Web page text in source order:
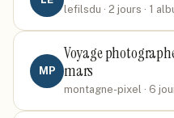
lefilsdu · 2 jours · 1
MP
Voyage
mars
montagne-pixel · 6